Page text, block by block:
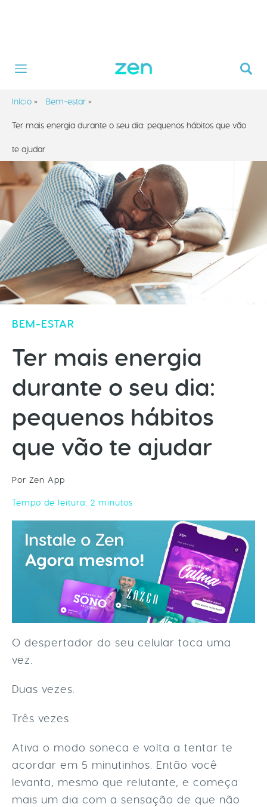
Início » Bem-estar »
Ter mais energia durante o seu dia: pequenos hábitos que vão
te ajudar
BEM-ESTAR
Ter mais energia
durante o seu dia:
pequenos hábitos
que vão te ajudar
Por Zen App
Tempo de leitura: 2 minutos
O despertador do seu celular toca uma
vez.
Duas vezes.
Três vezes.
Ativa o modo soneca e volta a tentar te
acordar em 5 minutinhos. Então você
levanta, mesmo que relutante, e começa
mais um dia com a sensação de que não